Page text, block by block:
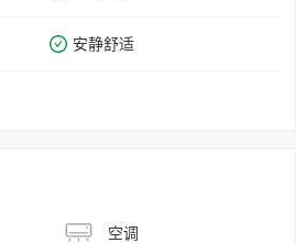
安静舒适
空调